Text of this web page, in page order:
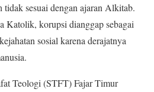
sesuai dengan ajaran Alkitab.
Katolik, korupsi dianggap sebagai
sosial karena derajatnya
Teologi (STFT) Fajar Timur